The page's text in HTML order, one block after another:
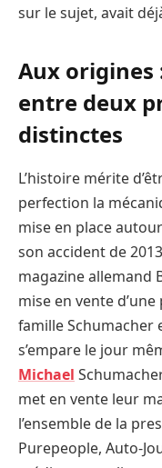
sur le sujet, avait
Aux origines
entre deux
distinctes
L’histoire mérite
perfection la
mise en place
son accident de
magazine allemand
mise en vente
famille Schumacher
s’empare le jour
Michael
met en vente leur
l’ensemble de la
Purepeople, Auto-